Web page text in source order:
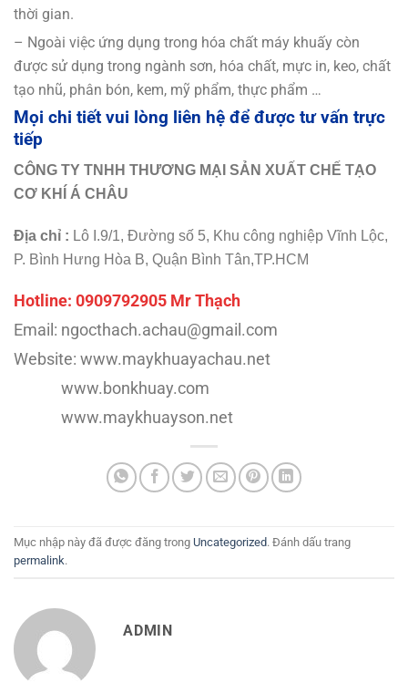
thời gian.
– Ngoài việc ứng dụng trong hóa chất máy khuấy còn
được sử dụng trong ngành sơn, hóa chất, mực in, keo, chất
tạo nhũ, phân bón, kem, mỹ phẩm, thực phẩm …
Mọi chi tiết vui lòng liên hệ để được tư vấn trực
tiếp
CÔNG TY TNHH THƯƠNG MẠI SẢN XUẤT CHẾ TẠO
CƠ KHÍ Á CHÂU
Địa chỉ : Lô I.9/1, Đường số 5, Khu công nghiệp Vĩnh Lộc,
P. Bình Hưng Hòa B, Quận Bình Tân,TP.HCM
Hotline: 0909792905 Mr Thạch
Email: ngocthach.achau@gmail.com
Website: www.maykhuayachau.net
www.bonkhuay.com
www.maykhuayson.net
Mục nhập này đã được đăng trong Uncategorized. Đánh dấu trang
permalink.
ADMIN